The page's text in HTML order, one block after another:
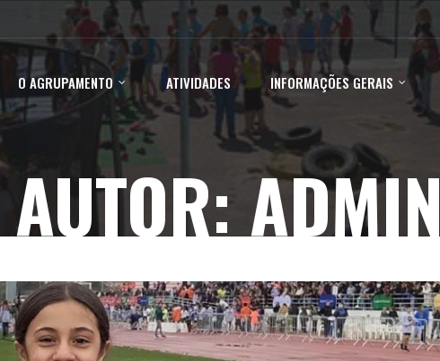
O AGRUPAMENTO ATIVIDADES INFORMAÇÕES GERAIS
AUTOR:ADMIN